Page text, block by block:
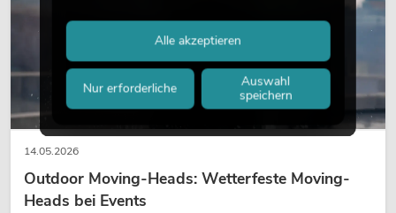
14.05.2026
Outdoor Moving-Heads: Wetterfeste Moving-
Heads bei Events
Nur erforderliche
Auswahl
speichern
Alle akzeptieren